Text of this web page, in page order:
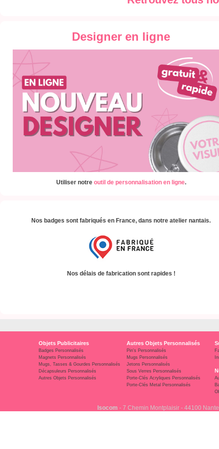
Designer en ligne
Utiliser notre outil de personnalisation en ligne.
Nos badges sont fabriqués en France, dans notre atelier nantais.
Nos délais de fabrication sont rapides !
Objets Publicitaires
Badges Personnalisés
Magnets Personnalisés
Mugs, Tasses & Gourdes Personnalisés
Décapsuleurs Personnalisés
Autres Objets Personnalisés
Autres Objets Personnalisés
Pin's Personnalisés
Mugs Personnalisés
Jetons Personnalisés
Sous Verres Personnalisés
Porte-Clés Acryliques Personnalisés
Porte-Clés Metal Personnalisés
Isocom - 7 Chemin Montplaisir - 44100